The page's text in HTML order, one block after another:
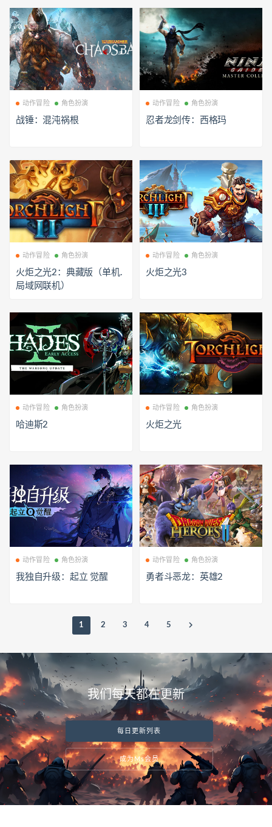
动作冒险 角色扮演
战锤：混沌祸根
动作冒险 角色扮演
忍者龙剑传：西格玛
动作冒险 角色扮演
火炬之光2：典藏版（单机.
局域网联机）
动作冒险 角色扮演
火炬之光3
动作冒险 角色扮演
哈迪斯2
动作冒险 角色扮演
火炬之光
动作冒险 角色扮演
我独自升级：起立 觉醒
动作冒险 角色扮演
勇者斗恶龙：英雄2
1 2 3 4 5
我们每天都在更新
每日更新列表
成为Ms会员